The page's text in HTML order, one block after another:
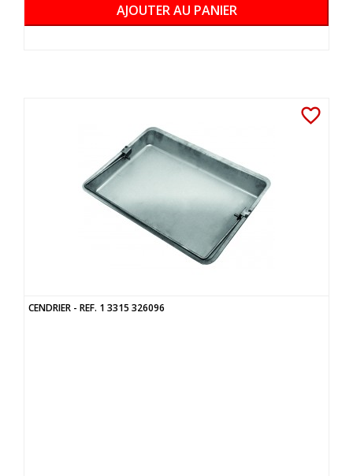
AJOUTER AU PANIER
CENDRIER - REF. 1 3315 326096
favorite_border